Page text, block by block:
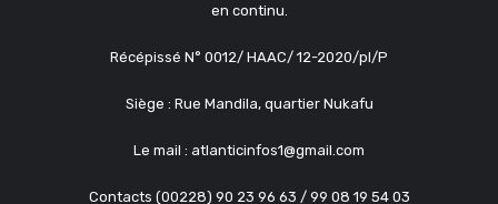
en continu.
Récépissé N° 0012/ HAAC/ 12-2020/pl/P
Siège : Rue Mandila, quartier Nukafu
Le mail : atlanticinfos1@gmail.com
Contacts (00228) 90 23 96 63 / 99 08 19 54 03